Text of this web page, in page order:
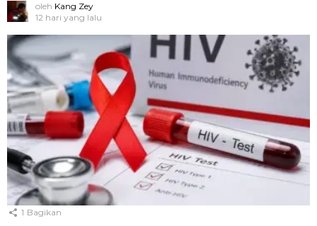
oleh Kang Zey
12 hari yang lalu
1 Bagikan